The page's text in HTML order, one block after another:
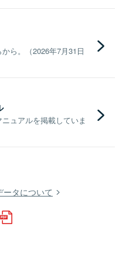
ら。（2026年7月31日
ュアルを掲載していま
タについて